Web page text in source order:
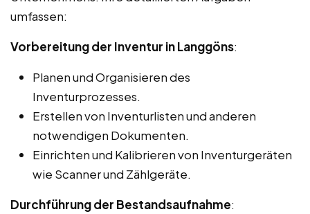
umfassen:
Vorbereitung der Inventur in Langgöns:
Planen und Organisieren des
Inventurprozesses.
Erstellen von Inventurlisten und anderen
notwendigen Dokumenten.
Einrichten und Kalibrieren von Inventurgeräten
wie Scanner und Zählgeräte.
Durchführung der Bestandsaufnahme: